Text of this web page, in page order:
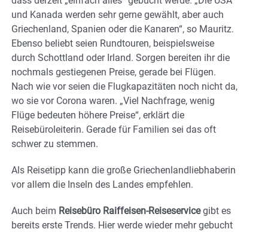
und Kanada werden sehr gerne gewählt, aber auch
Griechenland, Spanien oder die Kanaren“, so Mauritz.
Ebenso beliebt seien Rundtouren, beispielsweise
durch Schottland oder Irland. Sorgen bereiten ihr die
nochmals gestiegenen Preise, gerade bei Flügen.
Nach wie vor seien die Flugkapazitäten noch nicht da,
wo sie vor Corona waren. „Viel Nachfrage, wenig
Flüge bedeuten höhere Preise“, erklärt die
Reisebüroleiterin. Gerade für Familien sei das oft
schwer zu stemmen.
Als Reisetipp kann die große Griechenlandliebhaberin
vor allem die Inseln des Landes empfehlen.
Auch beim Reisebüro Raiffeisen-Reiseservicegibt es
bereits erste Trends. Hier werde wieder mehr gebucht